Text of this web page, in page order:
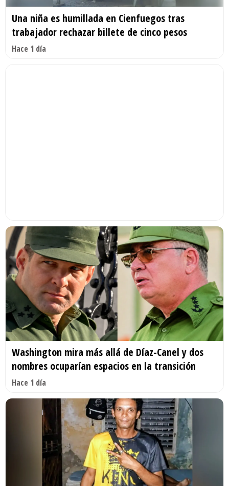
Una niña es humillada en Cienfuegos tras
trabajador rechazar billete de cinco pesos
Hace 1 día
Washington mira más allá de Díaz-Canel y dos
nombres ocuparían espacios en la transición
Hace 1 día